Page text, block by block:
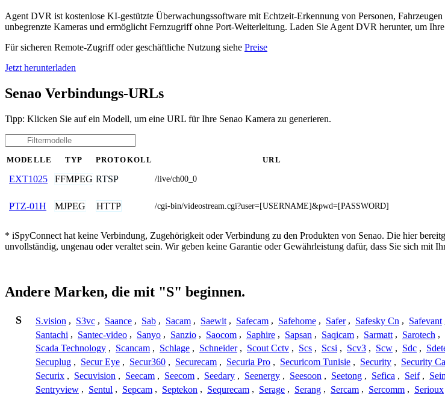
Agent DVR ist kostenlose KI-gestützte Überwachungssoftware mit Echtzeit-Erkennung von Personen,
unbegrenzte Kameras und ermöglicht Fernzugriff ohne Port-Weiterleitung. Laden Sie Agent DVR herunter, um
Für sicheren Remote-Zugriff oder geschäftliche Nutzung siehe Preise
Jetzt herunterladen
Senao Verbindungs-URLs
Tipp: Klicken Sie auf ein Modell, um eine URL für Ihre Senao Kamera zu generieren.
MODELLE TYP PROTOKOLL URL
EXT1025 FFMPEG RTSP /live/ch00_0
PTZ-01H MJPEG HTTP /cgi-bin/videostream.cgi?user=[USERNAME]&pwd=[PASSWORD]
* iSpyConnect hat keine Verbindung, Zugehörigkeit oder Verbindung zu den Produkten von Senao. Die hier
unvollständig, ungenau oder veraltet sein. Wir geben keine Garantie oder Gewährleistung dafür, dass Sie sich mit
Andere Marken, die mit "S" beginnen.
S S.vision , S3vc , Saance , Sab , Sacam , Saewit , Safecam , Safehome , Safer , Safesky Cn , Safevant
Santachi , Santec-video , Sanyo , Sanzio , Saocom , Saphire , Sapsan , Saqicam , Sarmatt , Sarotech ,
Scada Technology , Scancam , Schlage , Schneider , Scout Cctv , Scs , Scsi , Scv3 , Scw , Sdc ,
Secuplug , Secur Eye , Secur360 , Securecam , Securia Pro , Securicom Tunisie , Security , Security
Securix , Secuvision , Seecam , Seecom , Seedary , Seenergy , Seesoon , Seetong , Sefica , Seif ,
Sentryview , Sentul , Sepcam , Septekon , Sequrecam , Serage , Serang , Sercam , Sercomm , Serioux